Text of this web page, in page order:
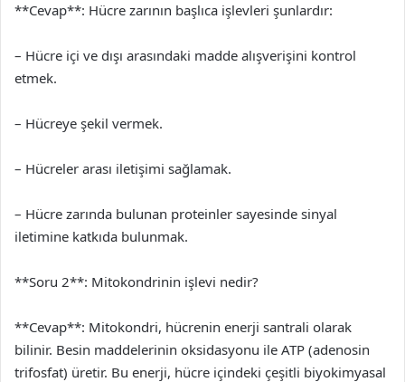
**Cevap**: Hücre zarının başlıca işlevleri şunlardır:
– Hücre içi ve dışı arasındaki madde alışverişini kontrol
etmek.
– Hücreye şekil vermek.
– Hücreler arası iletişimi sağlamak.
– Hücre zarında bulunan proteinler sayesinde sinyal
iletimine katkıda bulunmak.
**Soru 2**: Mitokondrinin işlevi nedir?
**Cevap**: Mitokondri, hücrenin enerji santrali olarak
bilinir. Besin maddelerinin oksidasyonu ile ATP (adenosin
trifosfat) üretir. Bu enerji, hücre içindeki çeşitli biyokimyasal